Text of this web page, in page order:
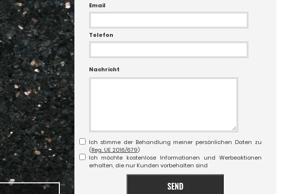
Email
Telefon
Nachricht
Ich stimme der Behandlung meiner persönlichen Daten zu
(Reg. UE 2016/679)
Ich möchte kostenlose Informationen und Werbeaktionen
erhalten, die nur Kunden vorbehalten sind
SEND